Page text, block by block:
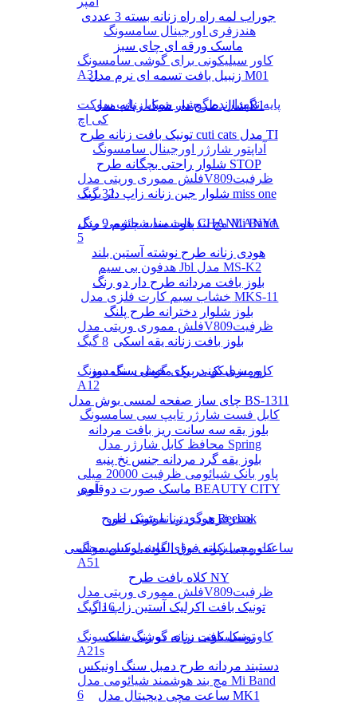
هندزفری اورجینال سامسونگ
کاور سیلیکونی برای گوشی سامسونگ
A31
پایه نگهدارنده گوشی موبایل پاپ سوکت
کی اچ
آداپتور شارژر اورجینال سامسونگ
فلش مموری وریتی مدلV809ظرفیت
32 گیگ
مچ بند هوشمند شیائومی مدل Mi Band
5
هدفون بی سیم Jbl مدل MS-K2
خشاب سیم کارت فلزی مدل MKS-11
فلش مموری وریتی مدلV809ظرفیت
8 گیگ
کاور سیلیکونی برای گوشی سامسونگ
A12
کابل فست شارژر تایپ سی سامسونگ
محافظ کابل شارژر مدل Spring
پاور بانک شیائومی ظرفیت 20000 میلی
آمپر
هندزفری گردنی بلوتوثی لنوو
کاور سیلیکونی برای گوشی سامسونگ
A51
فلش مموری وریتی مدلV809ظرفیت
16 گیگ
کاور سیلیکونی برای گوشی سامسونگ
A21s
مچ بند هوشمند شیائومی مدل Mi Band
6
جوراب لمه راه راه زنانه بسته 3 عددی
ماسک ورقه ای چای سبز
زنبیل بافت تسمه ای نرم مدل M01
شال طرح دار شیک زنانه مدل B1
تونیک بافت زنانه طرح cuti cats مدل TI
شلوار راحتی بچگانه طرح STOP
شلوار جین زنانه زاپ دار برند miss one
پالت سایه چشم 9 رنگ CHANLANYA
هودی زنانه طرح نوشته آستین بلند
بلوز بافت مردانه طرح دار دو رنگ
بلوز شلوار دخترانه طرح پلنگ
بلوز بافت زنانه یقه اسکی
رومیزی یک در یک مخمل سنگ دوز
چای ساز صفحه لمسی بوش مدل BS-1311
بلوز یقه سه سانت ریز بافت مردانه
بلوز یقه گرد مردانه جنس نخ پنبه
ماسک صورت دوقلوی BEAUTY CITY
هودی زنانه شیک طرح Reebok
ساعت مچی زنانه فوق العاده لوکس مجلسی
کلاه بافت طرح NY
تونیک بافت اکرلیک آستین زاپ دار
تونیک بافت زنانه دو رنگ شیک
دستبند مردانه طرح دمبل سنگ اونیکس
ساعت مچی دیجیتال مدل MK1